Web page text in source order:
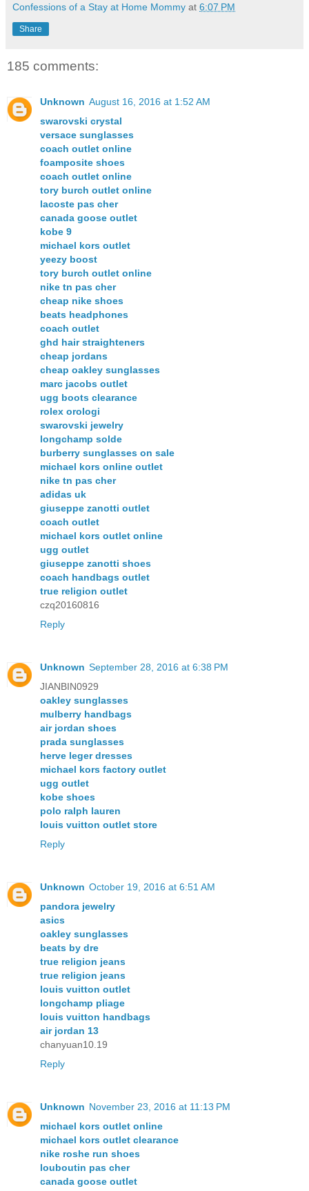
Confessions of a Stay at Home Mommy at 6:07 PM
Share
185 comments:
Unknown August 16, 2016 at 1:52 AM
swarovski crystal
versace sunglasses
coach outlet online
foamposite shoes
coach outlet online
tory burch outlet online
lacoste pas cher
canada goose outlet
kobe 9
michael kors outlet
yeezy boost
tory burch outlet online
nike tn pas cher
cheap nike shoes
beats headphones
coach outlet
ghd hair straighteners
cheap jordans
cheap oakley sunglasses
marc jacobs outlet
ugg boots clearance
rolex orologi
swarovski jewelry
longchamp solde
burberry sunglasses on sale
michael kors online outlet
nike tn pas cher
adidas uk
giuseppe zanotti outlet
coach outlet
michael kors outlet online
ugg outlet
giuseppe zanotti shoes
coach handbags outlet
true religion outlet
czq20160816
Reply
Unknown September 28, 2016 at 6:38 PM
JIANBIN0929
oakley sunglasses
mulberry handbags
air jordan shoes
prada sunglasses
herve leger dresses
michael kors factory outlet
ugg outlet
kobe shoes
polo ralph lauren
louis vuitton outlet store
Reply
Unknown October 19, 2016 at 6:51 AM
pandora jewelry
asics
oakley sunglasses
beats by dre
true religion jeans
true religion jeans
louis vuitton outlet
longchamp pliage
louis vuitton handbags
air jordan 13
chanyuan10.19
Reply
Unknown November 23, 2016 at 11:13 PM
michael kors outlet online
michael kors outlet clearance
nike roshe run shoes
louboutin pas cher
canada goose outlet